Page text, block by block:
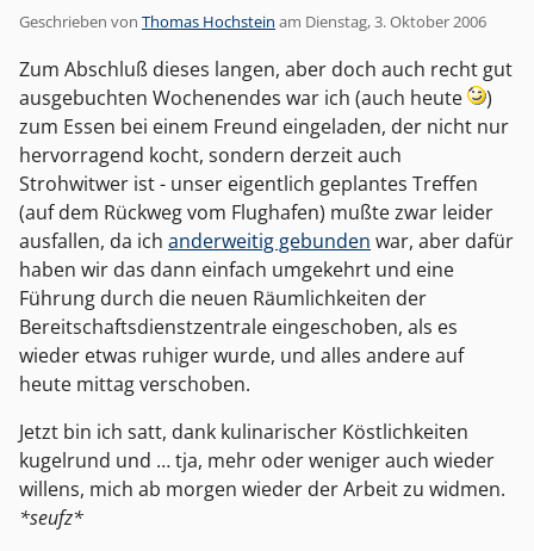
Geschrieben von Thomas Hochstein am Dienstag, 3. Oktober 2006
Zum Abschluß dieses langen, aber doch auch recht gut
ausgebuchten Wochenendes war ich (auch heute
)
zum Essen bei einem Freund eingeladen, der nicht nur
hervorragend kocht, sondern derzeit auch
Strohwitwer ist - unser eigentlich geplantes Treffen
(auf dem Rückweg vom Flughafen) mußte zwar leider
ausfallen, da ich anderweitig gebunden war, aber dafür
haben wir das dann einfach umgekehrt und eine
Führung durch die neuen Räumlichkeiten der
Bereitschaftsdienstzentrale eingeschoben, als es
wieder etwas ruhiger wurde, und alles andere auf
heute mittag verschoben.
Jetzt bin ich satt, dank kulinarischer Köstlichkeiten
kugelrund und … tja, mehr oder weniger auch wieder
willens, mich ab morgen wieder der Arbeit zu widmen.
*seufz*